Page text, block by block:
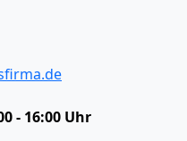
- 16:00 Uhr